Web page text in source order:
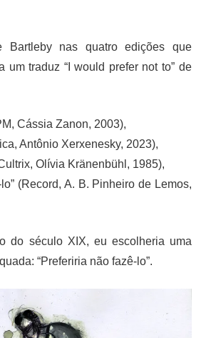
Bartleby nas quatro edições que
um traduz “I would prefer not to” de
Cássia Zanon, 2003),
Antônio Xerxenesky, 2023),
Olívia Kränenbühl, 1985),
(Record, A. B. Pinheiro de Lemos,
do século XIX, eu escolheria uma
“Preferiria não fazê-lo”.